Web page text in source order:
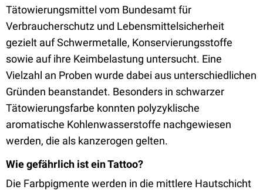
Tätowierungsmittel vom Bundesamt für
Verbraucherschutz und Lebensmittelsicherheit
gezielt auf Schwermetalle, Konservierungsstoffe
sowie auf ihre Keimbelastung untersucht. Eine
Vielzahl an Proben wurde dabei aus unterschiedlichen
Gründen beanstandet. Besonders in schwarzer
Tätowierungsfarbe konnten polyzyklische
aromatische Kohlenwasserstoffe nachgewiesen
werden, die als kanzerogen gelten.
Wie gefährlich ist ein Tattoo?
Die Farbpigmente werden in die mittlere Hautschicht